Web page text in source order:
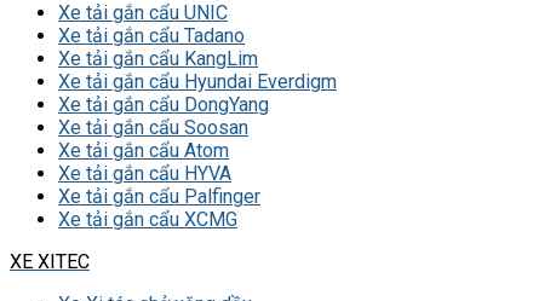
Xe tải gắn cẩu UNIC
Xe tải gắn cẩu Tadano
Xe tải gắn cẩu KangLim
Xe tải gắn cẩu Hyundai Everdigm
Xe tải gắn cẩu DongYang
Xe tải gắn cẩu Soosan
Xe tải gắn cẩu Atom
Xe tải gắn cẩu HYVA
Xe tải gắn cẩu Palfinger
Xe tải gắn cẩu XCMG
XE XITEC